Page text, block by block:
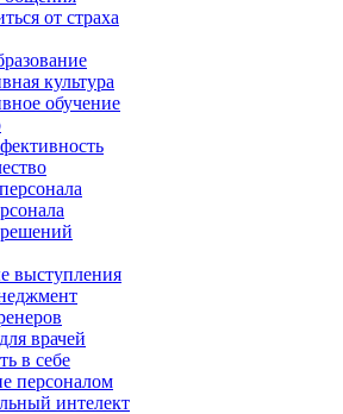
от страха
культура
обучение
выступления
врачей
в себе
персоналом
интелект